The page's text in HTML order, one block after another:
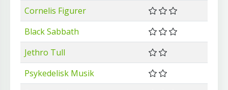
Cornelis Figurer
Black Sabbath
Jethro Tull
Psykedelisk Musik